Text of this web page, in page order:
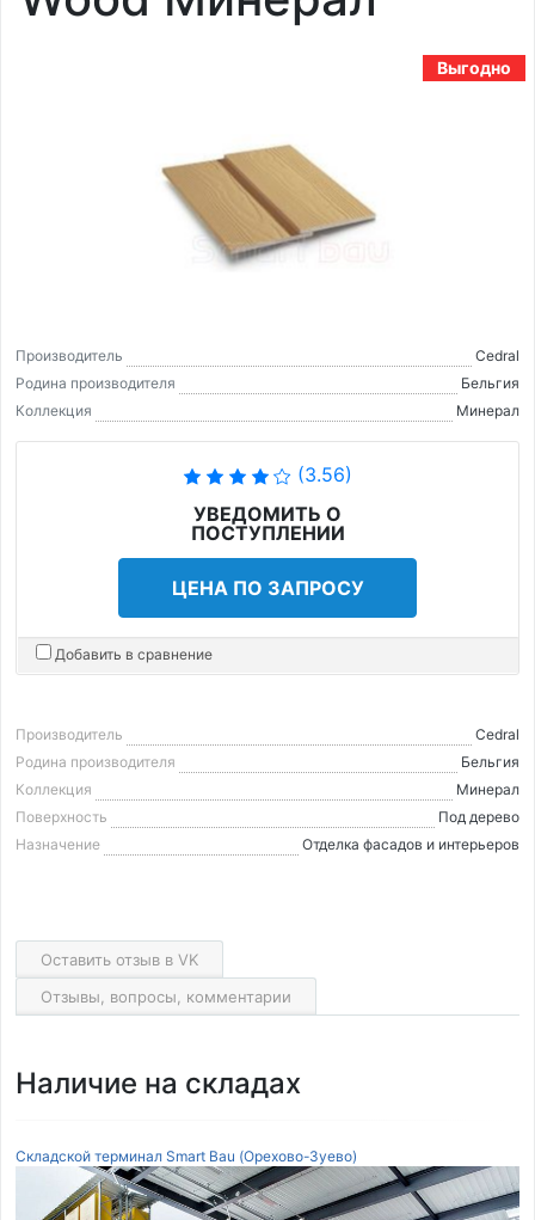
Выгодно
Производитель
Cedral
Родина производителя
Бельгия
Коллекция
Минерал
(3.56)
УВЕДОМИТЬ О
ПОСТУПЛЕНИИ
ЦЕНА ПО ЗАПРОСУ
Добавить в сравнение
Производитель
Cedral
Родина производителя
Бельгия
Коллекция
Минерал
Поверхность
Под дерево
Назначение
Отделка фасадов и интерьеров
Оставить отзыв в VK
Отзывы, вопросы, комментарии
Наличие на складах
Складской терминал Smart Bau (Орехово-Зуево)